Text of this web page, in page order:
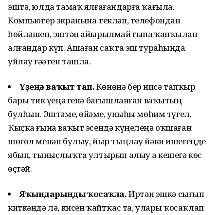
эштә, юлда тамаҡ ялғағандарға ҡағыла.
Компьютер экранына текләп, телефондан
һөйләшеп, эштән айырылмай ғына ҡапҡылап
алғандар күп. Ашаған саҡта эш тураһында
уйлау ғәҙәтен ташла.
Үҙеңә ваҡыт тап.Көнөнә бер нисә тапҡыр
бары тик үҙеңә генә бағышланған ваҡытың
булһын. Эштәме, өйҙәме, уныһы мөһим түгел.
Ҡыҫҡа ғына ваҡыт эсендә күңелеңә оҡшаған
шөғөл менән булыу, йыр тыңлау йәки ишегеңде
ябып, тыныслыҡта ултырып алыу ҙа кешегә көс
өҫтәй.
Яҡындарыңды ҡосаҡла.Иртән эшкә сығып
киткәндә лә, кисен ҡайтҡас та, уларҙы ҡосаҡлап